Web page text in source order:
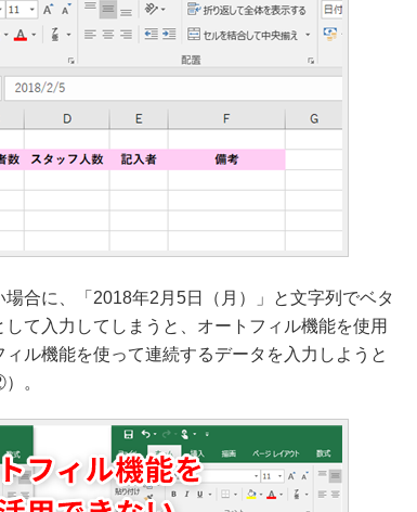
合に、「2018年2月5日（月）」と文字列でベタ
て入力してしまうと、オートフィル機能を使用
ル機能を使って連続するデータを入力しようと
。